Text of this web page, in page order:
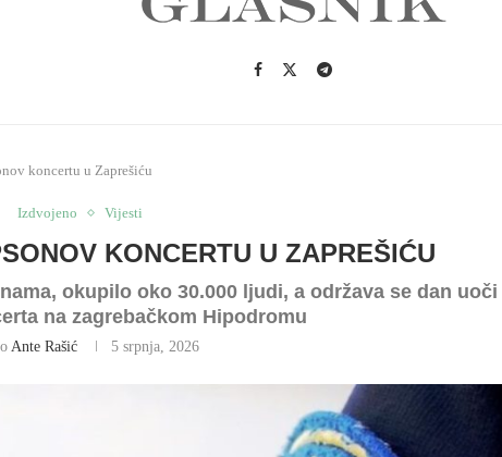
koncertu u Zaprešiću
Izdvojeno Vijesti
KONCERTU U ZAPREŠIĆU
okupilo oko 30.000 ljudi, a održava se dan uoči
na zagrebačkom Hipodromu
Ante Rašić 5 srpnja, 2026